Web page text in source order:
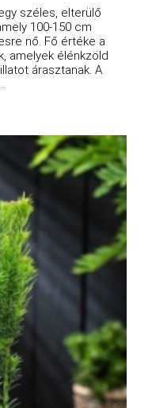
széles, elterülő
100-150 cm
nő. Fő értéke a
amelyek élénkzöld
árasztanak. A